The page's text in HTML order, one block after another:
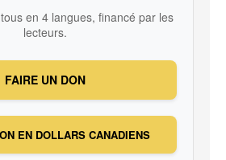
en 4 langues, financé par les
lecteurs.
FAIRE UN DON
EN DOLLARS CANADIENS